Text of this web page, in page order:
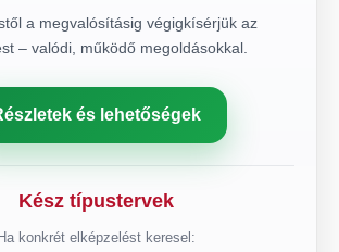
a megvalósításig végigkísérjük az
– valódi, működő megoldásokkal.
és lehetőségek
Kész típustervek
Ha konkrét elképzelést keresel: